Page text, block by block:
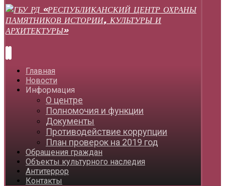
Главная
Новости
Информация
О центре
Полномочия и функции
Документы
Противодействие коррупции
План проверок на 2019 год
Обращения граждан
Объекты культурного наследия
Антитеррор
Контакты